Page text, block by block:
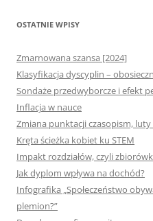
OSTATNIE WPISY
Zmarnowana szansa [2024]
Klasyfikacja dyscyplin –
Sondaże przedwyborcze i efekt
Inflacja w nauce
Zmiana punktacji czasopism, luty
Kręta ścieżka kobiet ku STEM
Impakt rozdziałów, czyli
Jak dyplom wpływa na dochód?
Infografika „Społeczeństwo
plemion?”